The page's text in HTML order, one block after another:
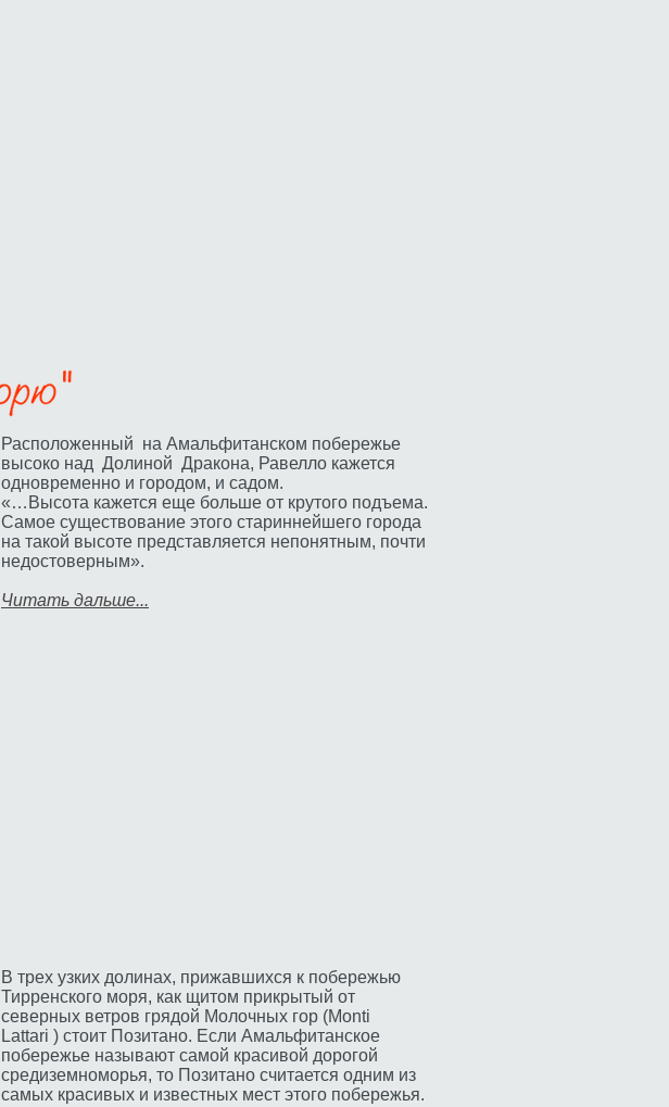
Расположенный на Амальфитанском побережье
высоко над Долиной Дракона, Равелло кажется
одновременно и городом, и садом.
«…Высота кажется еще больше от крутого подъема.
Самое существование этого стариннейшего города
на такой высоте представляется непонятным, почти
недостоверным».
Читать дальше...
В трех узких долинах, прижавшихся к побережью
Тирренского моря, как щитом прикрытый от
северных ветров грядой Молочных гор (Monti
Lattari ) стоит Позитано. Если Амальфитанское
побережье называют самой красивой дорогой
средиземноморья, то Позитано считается одним из
самых красивых и известных мест этого побережья.